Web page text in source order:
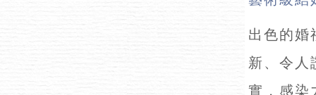
出色的婚
新、令人
實，感染